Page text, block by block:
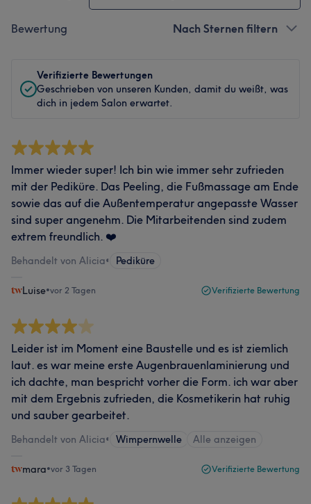
Bewertung Nach Sternen filtern
Verifizierte Bewertungen
Geschrieben von unseren Kunden, damit du weißt, was
dich in jedem Salon erwartet.
Immer wieder super! Ich bin wie immer sehr zufrieden
mit der Pediküre. Das Peeling, die Fußmassage am Ende
sowie das auf die Außentemperatur angepasste Wasser
sind super angenehm. Die Mitarbeitenden sind zudem
extrem freundlich. ❤️
Behandelt von Alicia• Pediküre
Luise•vor 2 Tagen Verifizierte Bewertung
Leider ist im Moment eine Baustelle und es ist ziemlich
laut. es war meine erste Augenbrauenlaminierung und
ich dachte, man bespricht vorher die Form. ich war aber
mit dem Ergebnis zufrieden, die Kosmetikerin hat ruhig
und sauber gearbeitet.
Behandelt von Alicia• Wimpernwelle Alle anzeigen
mara•vor 3 Tagen Verifizierte Bewertung